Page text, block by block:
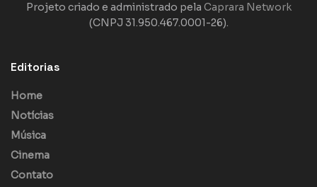
Projeto criado e administrado pela Caprara Network
(CNPJ 31.950.467.0001-26).
Editorias
Home
Notícias
Música
Cinema
Contato